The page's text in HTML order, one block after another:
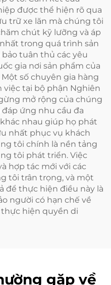
được thể hiện rõ qua
trữ xe lăn mà chúng tôi
chút kỹ lưỡng và áp
trong quá trình sản
tuân thủ các yêu
gia nơi sản phẩm của
số chuyên gia hàng
tại bộ phận Nghiên
mở rộng của chúng
ứng nhu cầu đa
nhau giúp họ phát
nhất phục vụ khách
tôi chính là nền tảng
tôi phát triển. Việc
hợp tác mới với các
tôi trân trọng, và một
để thực hiện điều này là
người có hạn chế về
hiện quyền di
gặp về